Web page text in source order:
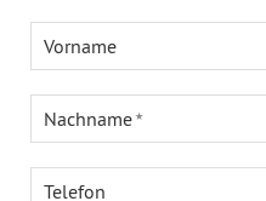
Vorname
Nachname
Telefon